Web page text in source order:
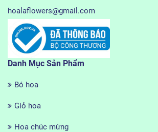
hoalaflowers@gmail.com
Danh Mục Sản Phẩm
Bó hoa
Giỏ hoa
Hoa chúc mừng